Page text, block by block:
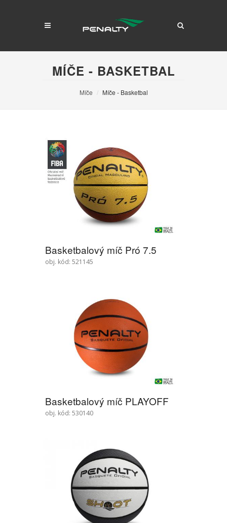
MÍČE - BASKETBAL
Míče Míče - Basketbal
Basketbalový míč Pró 7.5
obj. kód: 521145
Basketbalový míč PLAYOFF
obj. kód: 530140